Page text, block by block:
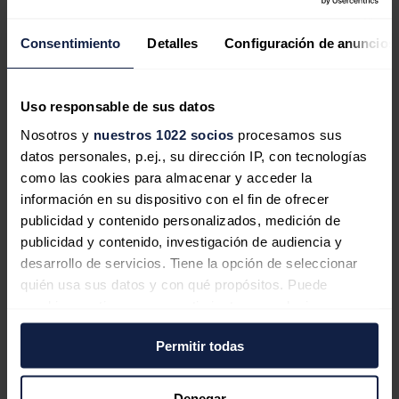
Consentimiento Detalles Configuración de anuncios
Uso responsable de sus datos
Nosotros y nuestros 1022 socios procesamos sus
datos personales, p.ej., su dirección IP, con tecnologías
como las cookies para almacenar y acceder la
información en su dispositivo con el fin de ofrecer
publicidad y contenido personalizados, medición de
publicidad y contenido, investigación de audiencia y
desarrollo de servicios. Tiene la opción de seleccionar
quién usa sus datos y con qué propósitos. Puede
momento desde la Declaración de cookies o clicando en
el Menú de consentimiento.
Si lo permite, también quisiéramos:
Permitir todas
sentido mantener esa prestación patrimonial", dijo, añadiendo que el
El Gobierno plantea aumentar un 30% la 'tasa Enresa',
a 10,32 euros/MWh, frente al 40% inicial
Teresa Ribera ha revelado que su departamento ya ha
sacado a consulta pública el Real Decreto de
modificación de la 'tasa Enresa'.
Noticias relacionadas
Las grandes energéticas españolas
superan las previsiones del mercado y